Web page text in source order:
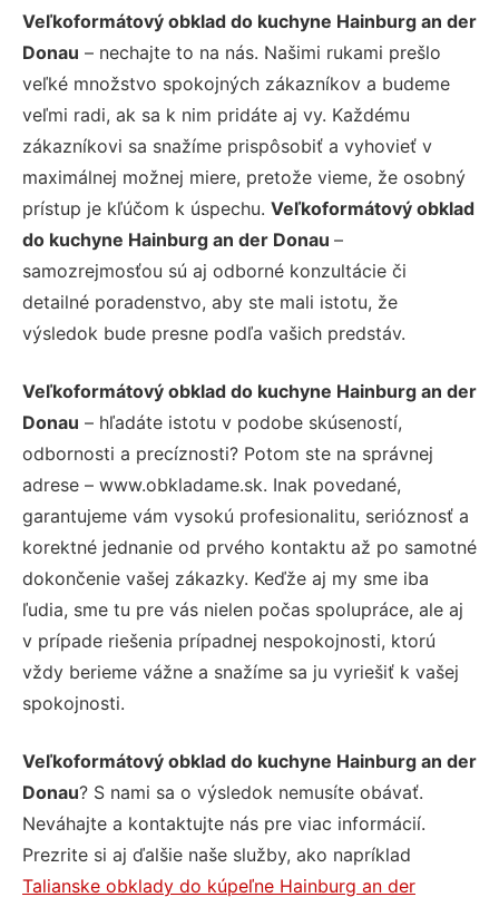
Veľkoformátový obklad do kuchyne Hainburg an der
Donau – nechajte to na nás. Našimi rukami prešlo
veľké množstvo spokojných zákazníkov a budeme
veľmi radi, ak sa k nim pridáte aj vy. Každému
zákazníkovi sa snažíme prispôsobiť a vyhovieť v
maximálnej možnej miere, pretože vieme, že osobný
prístup je kľúčom k úspechu. Veľkoformátový obklad
do kuchyne Hainburg an der Donau –
samozrejmosťou sú aj odborné konzultácie či
detailné poradenstvo, aby ste mali istotu, že
výsledok bude presne podľa vašich predstáv.
Veľkoformátový obklad do kuchyne Hainburg an der
Donau – hľadáte istotu v podobe skúseností,
odbornosti a precíznosti? Potom ste na správnej
adrese – www.obkladame.sk. Inak povedané,
garantujeme vám vysokú profesionalitu, serióznosť a
korektné jednanie od prvého kontaktu až po samotné
dokončenie vašej zákazky. Keďže aj my sme iba
ľudia, sme tu pre vás nielen počas spolupráce, ale aj
v prípade riešenia prípadnej nespokojnosti, ktorú
vždy berieme vážne a snažíme sa ju vyriešiť k vašej
spokojnosti.
Veľkoformátový obklad do kuchyne Hainburg an der
Donau? S nami sa o výsledok nemusíte obávať.
Neváhajte a kontaktujte nás pre viac informácií.
Prezrite si aj ďalšie naše služby, ako napríklad
Talianske obklady do kúpeľne Hainburg an der